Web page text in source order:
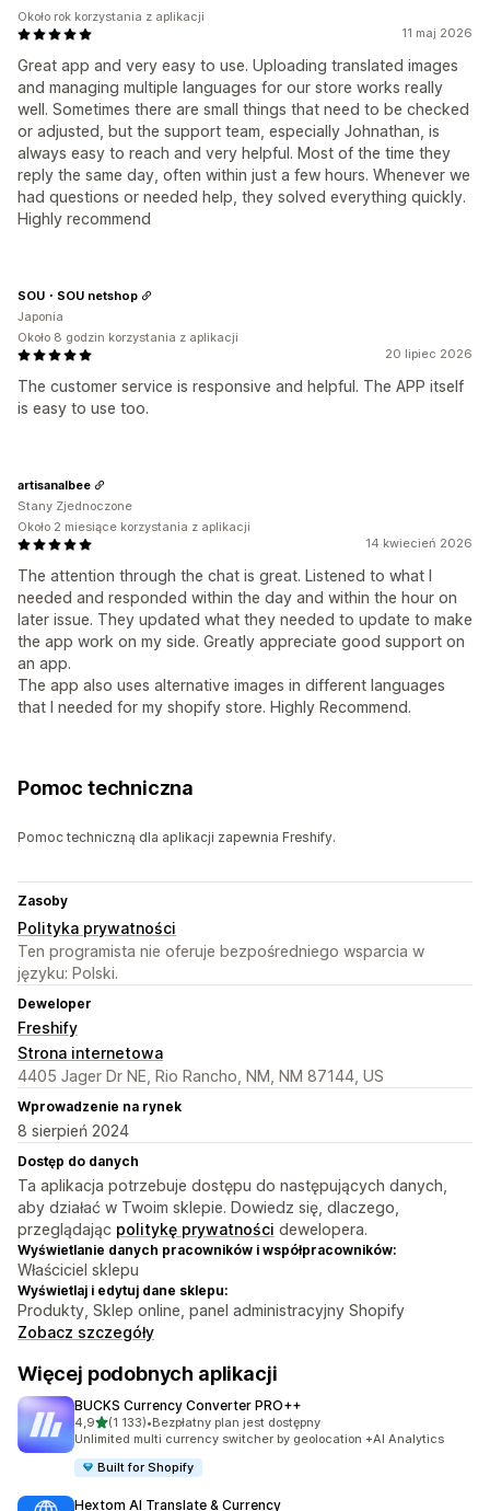
11 maj 2026
Great app and very easy to use. Uploading translated images
and managing multiple languages for our store works really
well. Sometimes there are small things that need to be checked
or adjusted, but the support team, especially Johnathan, is
always easy to reach and very helpful. Most of the time they
reply the same day, often within just a few hours. Whenever we
had questions or needed help, they solved everything quickly.
Highly recommend
Około rok korzystania z aplikacji
20 lipiec 2026
The customer service is responsive and helpful. The APP itself
is easy to use too.
SOU・SOU netshop
Japonia
Około 8 godzin korzystania z aplikacji
14 kwiecień 2026
The attention through the chat is great. Listened to what I
needed and responded within the day and within the hour on
later issue. They updated what they needed to update to make
the app work on my side. Greatly appreciate good support on
an app.
The app also uses alternative images in different languages
that I needed for my shopify store. Highly Recommend.
artisanalbee
Stany Zjednoczone
Około 2 miesiące korzystania z aplikacji
Pomoc techniczna
Pomoc techniczną dla aplikacji zapewnia Freshify.
Zasoby
Polityka prywatności
Ten programista nie oferuje bezpośredniego wsparcia w
języku: Polski.
Deweloper
Freshify
Strona internetowa
4405 Jager Dr NE, Rio Rancho, NM, NM 87144, US
Wprowadzenie na rynek
8 sierpień 2024
Dostęp do danych
Ta aplikacja potrzebuje dostępu do następujących danych,
aby działać w Twoim sklepie. Dowiedz się, dlaczego,
przeglądając politykę prywatności dewelopera.
Wyświetlanie danych pracowników i współpracowników:
Właściciel sklepu
Wyświetlaj i edytuj dane sklepu:
Produkty, Sklep online, panel administracyjny Shopify
Zobacz szczegóły
Więcej podobnych aplikacji
BUCKS Currency Converter PRO++
4,9na 5 gwiazdek
(1 133)
Łączna liczba recenzji: 1133
•Bezpłatny plan jest dostępny
Unlimited multi currency switcher by geolocation +AI Analytics
Built for Shopify
Hextom AI Translate & Currency